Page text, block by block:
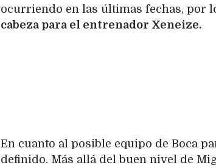
ocurriendo en las últimas fechas, por
cabeza para el entrenador Xeneize.
En cuanto al posible equipo de Boca
definido. Más allá del buen nivel de